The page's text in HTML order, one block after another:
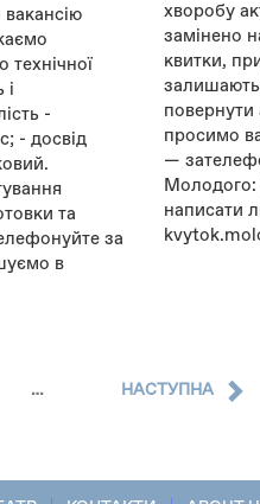
технічної
і
-
- досвід
та
за
в
хворобу
замінено
квитки,
повернути
просимо
—
написати
… НАСТУПНА